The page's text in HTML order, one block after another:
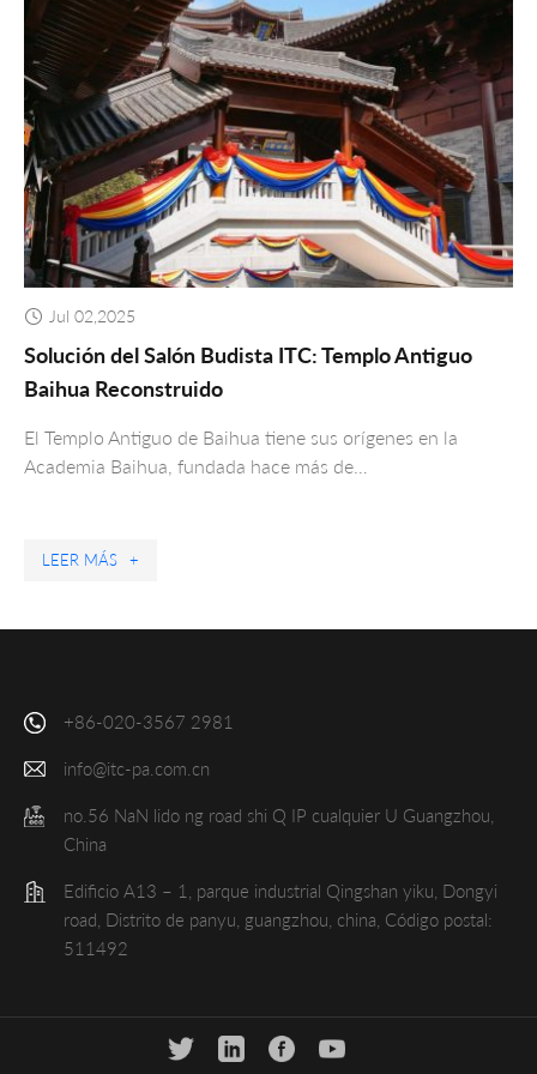
Jul 02,2025
Solución del Salón Budista ITC: Templo Antiguo
Baihua Reconstruido
El Templo Antiguo de Baihua tiene sus orígenes en la
Academia Baihua, fundada hace más de…
LEER MÁS +
+86-020-3567 2981
info@itc-pa.com.cn
no.56 NaN lido ng road shi Q IP cualquier U Guangzhou,
China
Edificio A13 – 1, parque industrial Qingshan yiku, Dongyi
road, Distrito de panyu, guangzhou, china, Código postal:
511492